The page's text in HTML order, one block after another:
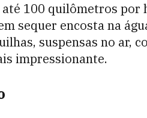
100 quilômetros por
sequer encosta na
suspensas no ar,
impressionante.